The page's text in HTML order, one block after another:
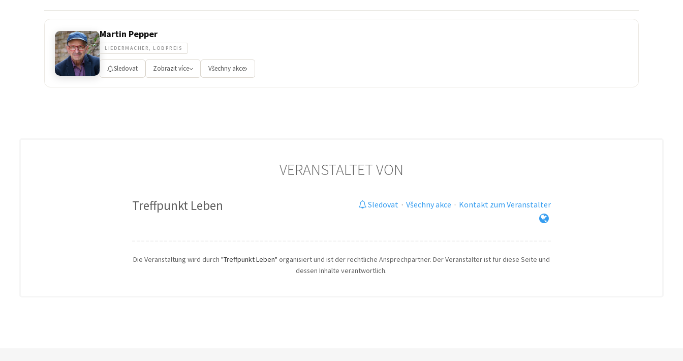
Martin Pepper
LIEDERMACHER, LOBPREIS
Sledovat Zobrazit více Všechny akce
VERANSTALTET VON
Treffpunkt Leben Sledovat · Všechny akce · Kontakt zum Veranstalter
Die Veranstaltung wird durch "Treffpunkt Leben" organisiert und ist der rechtliche Ansprechpartner. Der Veranstalter ist für diese Seite und
dessen Inhalte verantwortlich.